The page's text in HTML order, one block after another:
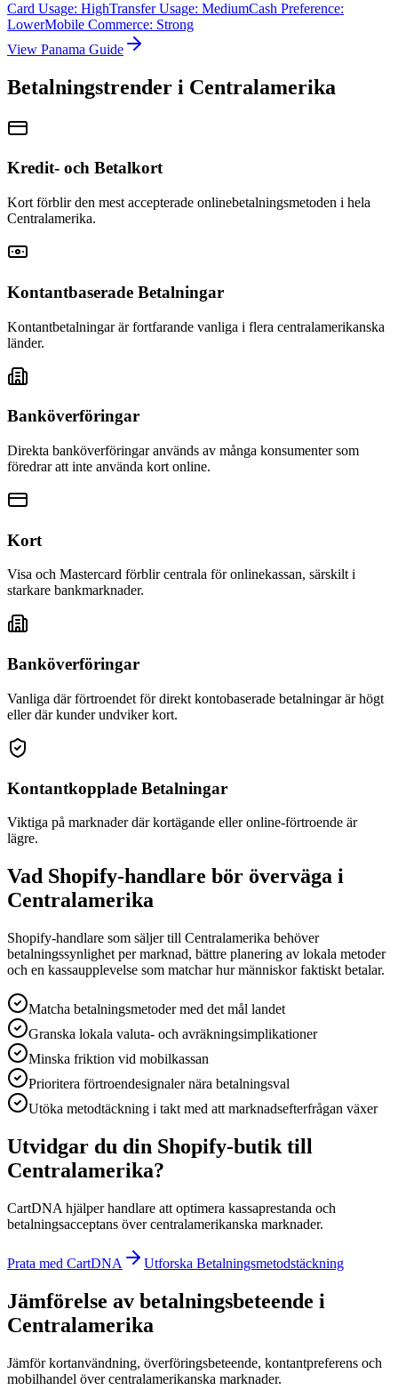
Card Usage: HighTransfer Usage: MediumCash Preference:
LowerMobile Commerce: Strong
View Panama Guide
Betalningstrender i Centralamerika
Kredit- och Betalkort
Kort förblir den mest accepterade onlinebetalningsmetoden i hela
Centralamerika.
Kontantbaserade Betalningar
Kontantbetalningar är fortfarande vanliga i flera centralamerikanska
länder.
Banköverföringar
Direkta banköverföringar används av många konsumenter som
föredrar att inte använda kort online.
Kort
Visa och Mastercard förblir centrala för onlinekassan, särskilt i
starkare bankmarknader.
Banköverföringar
Vanliga där förtroendet för direkt kontobaserade betalningar är högt
eller där kunder undviker kort.
Kontantkopplade Betalningar
Viktiga på marknader där kortägande eller online-förtroende är
lägre.
Vad Shopify-handlare bör överväga i
Centralamerika
Shopify-handlare som säljer till Centralamerika behöver
betalningssynlighet per marknad, bättre planering av lokala metoder
och en kassaupplevelse som matchar hur människor faktiskt betalar.
Matcha betalningsmetoder med det mål landet
Granska lokala valuta- och avräkningsimplikationer
Minska friktion vid mobilkassan
Prioritera förtroendesignaler nära betalningsval
Utöka metodtäckning i takt med att marknadsefterfrågan växer
Utvidgar du din Shopify-butik till
Centralamerika?
CartDNA hjälper handlare att optimera kassaprestanda och
betalningsacceptans över centralamerikanska marknader.
Prata med CartDNA Utforska Betalningsmetodstäckning
Jämförelse av betalningsbeteende i
Centralamerika
Jämför kortanvändning, överföringsbeteende, kontantpreferens och
mobilhandel över centralamerikanska marknader.